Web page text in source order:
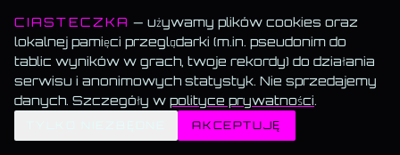
CIASTECZKA — używamy plików cookies oraz
lokalnej pamięci przeglądarki (m.in. pseudonim do
tablic wyników w grach, twoje rekordy) do działania
serwisu i anonimowych statystyk. Nie sprzedajemy
danych. Szczegóły w polityce prywatności.
AKCEPTUJĘ